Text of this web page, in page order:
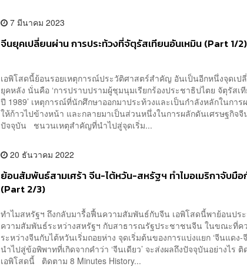
7 มีนาคม 2023
จีนยุคเปลี่ยนผ่าน การประท้วงที่จัตุรัสเทียนอันเหมิน (Part 1/2)
เอพิโสดนี้ย้อนรอยเหตุการณ์ประวัติศาสตร์สำคัญ อันเป็นอีกหนึ่งจุดเป
ยุคหลัง นั่นคือ ‘การปราบปรามผู้ชุมนุมเรียกร้องประชาธิปไตย จัตุรัสเ
ปี 1989’ เหตุการณ์ที่นักศึกษาออกมาประท้วงและเป็นกำลังหลักในกา
ให้ก้าวไปข้างหน้า และกลายมาเป็นส่วนหนึ่งในการผลักดันเศรษฐกิจจี
ปัจจุบัน ชนวนเหตุสำคัญที่นำไปสู่จุดเริ่ม...
20 ธันวาคม 2022
ย้อนสัมพันธ์สามเศร้า จีน-ไต้หวัน-สหรัฐฯ ทำไมอเมริกาจับมื
(Part 2/3)
ทำไมสหรัฐฯ ถึงกลับมารื้อฟื้นความสัมพันธ์กับจีน เอพิโสดนี้พาย้อนปร
ความสัมพันธ์ระหว่างสหรัฐฯ กับสาธารณรัฐประชาชนจีน ในขณะที่ค
ระหว่างจีนกับไต้หวันเริ่มถอยห่าง จุดเริ่มต้นของการแบ่งแยก ‘จีนแดง-
นำไปสู่ข้อพิพาทที่เกิดจากคำว่า ‘จีนเดียว’ จะส่งผลถึงปัจจุบันอย่างไร
เอพิโสดนี้ ติดตาม 8 Minutes History...